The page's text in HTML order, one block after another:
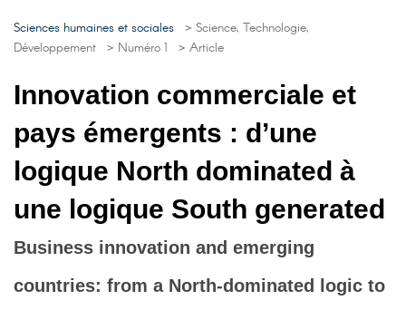
Sciences humaines et sociales > Science, Technologie,
Développement > Numéro 1 > Article
Innovation commerciale et
pays émergents : d’une
logique North dominated à
une logique South generated
Business innovation and emerging
countries: from a North-dominated logic to